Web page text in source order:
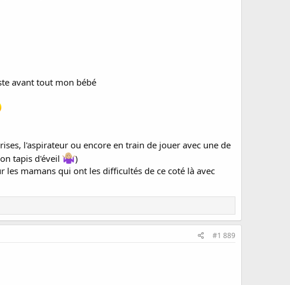
avant tout mon bébé
l'aspirateur ou encore en train de jouer avec une de
tapis d'éveil
)
mamans qui ont les difficultés de ce coté là avec
#1 889